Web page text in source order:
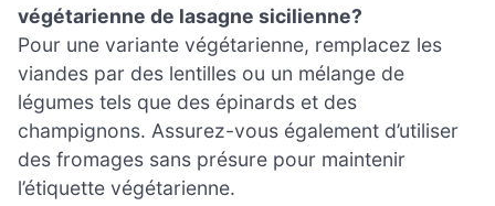
végétarienne de lasagne sicilienne?
Pour une variante végétarienne, remplacez les
viandes par des lentilles ou un mélange de
légumes tels que des épinards et des
champignons. Assurez-vous également d’utiliser
des fromages sans présure pour maintenir
l’étiquette végétarienne.